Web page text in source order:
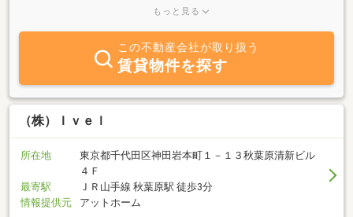
線・つくばエクスプレス・日暮里舎人ライナー沿線はもちろん足立
理店ですので、常に新築物件のご紹介が可能です！お部屋探しだけ
ではなく地域情報も盛りだくさんでアドバイス致しますのではじめ
てご来店される方も安心してご相談ください！快適な新生活をスタ
ッフ一同全力でお手伝いをさせて頂きます！北千住エリアのお部屋
探しは賃貸専門のアイレントホーム北千住西口店にお任せ下さい(*^-
^)b
もっと見る
この不動産会社が取り扱う
賃貸物件を探す
（株）Ｉｖｅｌ
所在地
東京都千代田区神田岩本町１－１３秋葉原清新ビル
４Ｆ
最寄駅
ＪＲ山手線 秋葉原駅 徒歩3分
情報提供元
アットホーム